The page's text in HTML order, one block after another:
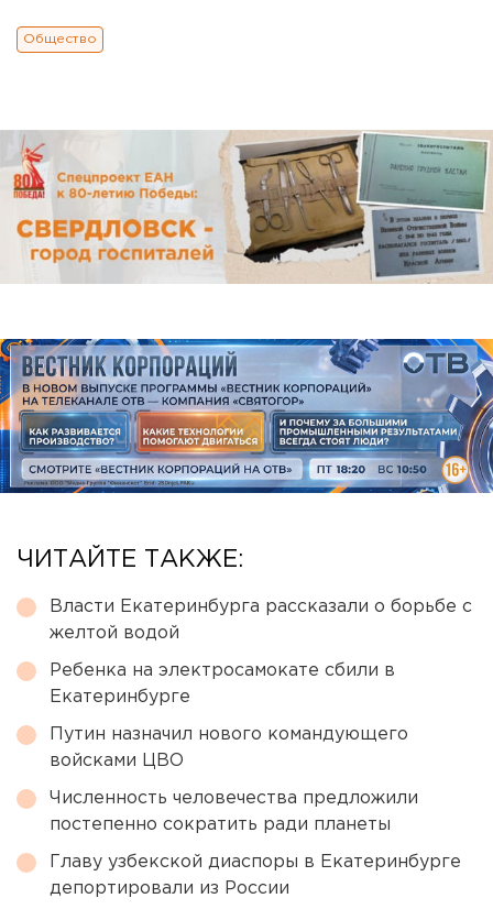
Общество
ЧИТАЙТЕ ТАКЖЕ:
Власти Екатеринбурга рассказали о борьбе с
желтой водой
Ребенка на электросамокате сбили в
Екатеринбурге
Путин назначил нового командующего
войсками ЦВО
Численность человечества предложили
постепенно сократить ради планеты
Главу узбекской диаспоры в Екатеринбурге
депортировали из России